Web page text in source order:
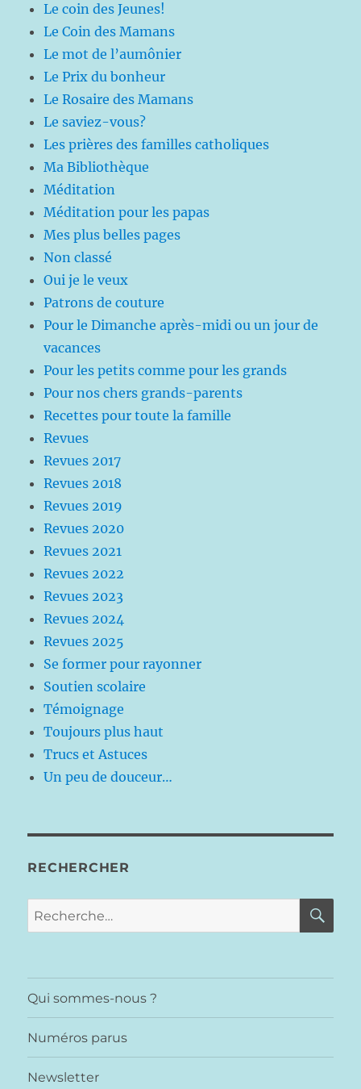
Le coin des Jeunes!
Le Coin des Mamans
Le mot de l’aumônier
Le Prix du bonheur
Le Rosaire des Mamans
Le saviez-vous?
Les prières des familles catholiques
Ma Bibliothèque
Méditation
Méditation pour les papas
Mes plus belles pages
Non classé
Oui je le veux
Patrons de couture
Pour le Dimanche après-midi ou un jour de
vacances
Pour les petits comme pour les grands
Pour nos chers grands-parents
Recettes pour toute la famille
Revues
Revues 2017
Revues 2018
Revues 2019
Revues 2020
Revues 2021
Revues 2022
Revues 2023
Revues 2024
Revues 2025
Se former pour rayonner
Soutien scolaire
Témoignage
Toujours plus haut
Trucs et Astuces
Un peu de douceur…
RECHERCHER
Recherche
pour :
Qui sommes-nous ?
Numéros parus
Newsletter